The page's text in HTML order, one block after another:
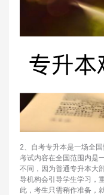
2、自考专升本是一场全
考试内容在全国范围内是
不同，因为普通专升本大
导机构会引导学生学习，
此，考生只需稍作准备，